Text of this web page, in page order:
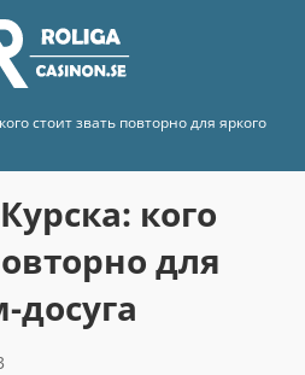
стоит звать повторно для яркого
кого
для
досуга